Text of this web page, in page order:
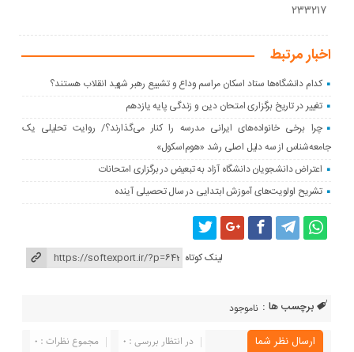
۲۳۳۲۱۷
اخبار مرتبط
کدام دانشگاه‌ها ستاد اسکان مراسم وداع و تشییع رهبر شهید انقلاب هستند؟
تغییر در تاریخ برگزاری امتحان دین و زندگی پایه یازدهم
چرا برخی خانواده‌های ایرانی مدرسه را کنار می‌گذارند؟/ روایت تحلیلی یک
جامعه‌شناس از سه دلیل اصلی رشد «هوم‌اسکول»
اعتراض دانشجویان دانشگاه آزاد به تبعیض در برگزاری امتحانات
تشریح اولویت‌های آموزش ابتدایی در سال تحصیلی آینده
لینک کوتاه
برچسب ها : ناموجود
ارسال نظر شما مجموع نظرات : 0
در انتظار بررسی : 0